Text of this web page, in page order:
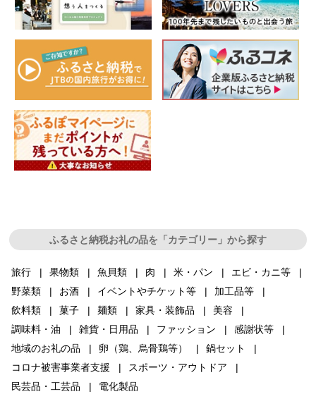
ふるさと納税お礼の品を「カテゴリー」から探す
旅行 果物類 魚貝類 肉 米・パン
エビ・カニ等
野菜類
お酒 イベントやチケット等
加工品等
飲料類
菓子 麺類 家具・装飾品
美容
調味料・油
雑貨・日用品 ファッション
感謝状等
地域のお礼の品
卵（鶏、烏骨鶏等）
鍋セット
コロナ被害事業者支援
スポーツ・アウトドア
民芸品・工芸品
電化製品